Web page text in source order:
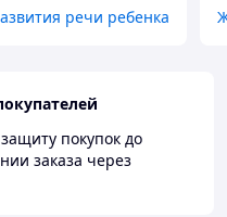
речи ребенка
покупок до
заказа через